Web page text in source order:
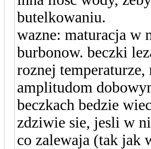
butelkowaniu.
wazne: maturacja w
burbonow. beczki
roznej
amplitudom
beczkach bedzie
zdziwie sie, jesli w
co zalewaja (tak jak